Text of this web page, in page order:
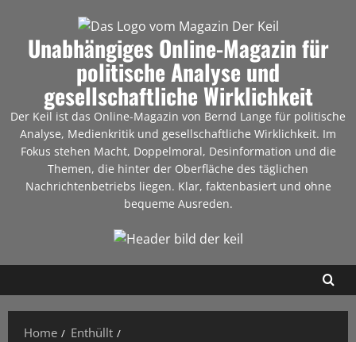
Unabhängiges Online-Magazin für
politische Analyse und
gesellschaftliche Wirklichkeit
Der Keil ist das Online-Magazin von Bernd Lange für politische
Analyse, Medienkritik und gesellschaftliche Wirklichkeit. Im
Fokus stehen Macht, Doppelmoral, Desinformation und die
Themen, die hinter der Oberfläche des täglichen
Nachrichtenbetriebs liegen. Klar, faktenbasiert und ohne
bequeme Ausreden.
Home
Enthüllt